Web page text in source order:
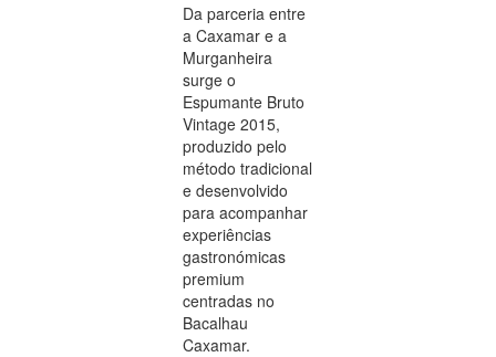
Da parceria entre
a Caxamar e a
Murganheira
surge o
Espumante Bruto
Vintage 2015,
produzido pelo
método tradicional
e desenvolvido
para acompanhar
experiências
gastronómicas
premium
centradas no
Bacalhau
Caxamar.